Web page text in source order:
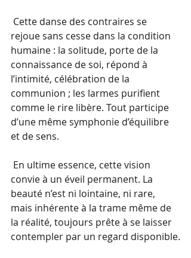
Cette danse des contraires se
rejoue sans cesse dans la condition
humaine : la solitude, porte de la
connaissance de soi, répond à
l’intimité, célébration de la
communion ; les larmes purifient
comme le rire libère. Tout participe
d’une même symphonie d’équilibre
et de sens.
En ultime essence, cette vision
convie à un éveil permanent. La
beauté n’est ni lointaine, ni rare,
mais inhérente à la trame même de
la réalité, toujours prête à se laisser
contempler par un regard disponible.